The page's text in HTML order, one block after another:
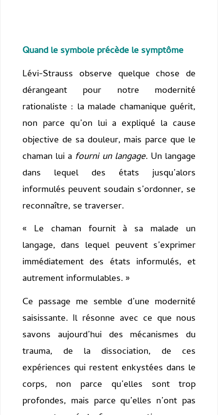
Quand le symbole précède le symptôme
Lévi-Strauss observe quelque chose de
dérangeant pour notre modernité
rationaliste : la malade chamanique guérit,
non parce qu’on lui a expliqué la cause
objective de sa douleur, mais parce que le
chaman lui a fourni un langage. Un langage
dans lequel des états jusqu’alors
informulés peuvent soudain s’ordonner, se
reconnaître, se traverser.
« Le chaman fournit à sa malade un
langage, dans lequel peuvent s’exprimer
immédiatement des états informulés, et
autrement informulables. »
Ce passage me semble d’une modernité
saisissante. Il résonne avec ce que nous
savons aujourd’hui des mécanismes du
trauma, de la dissociation, de ces
expériences qui restent enkystées dans le
corps, non parce qu’elles sont trop
profondes, mais parce qu’elles n’ont pas